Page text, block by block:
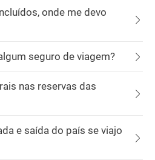
onde me devo
seguro de viagem?
nas reservas das
e saída do país se viajo